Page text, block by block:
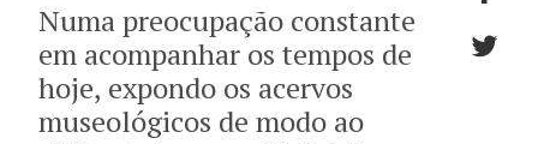
Bilheteira Online
Numa preocupação constante
em acompanhar os tempos de
hoje, expondo os acervos
museológicos de modo ao